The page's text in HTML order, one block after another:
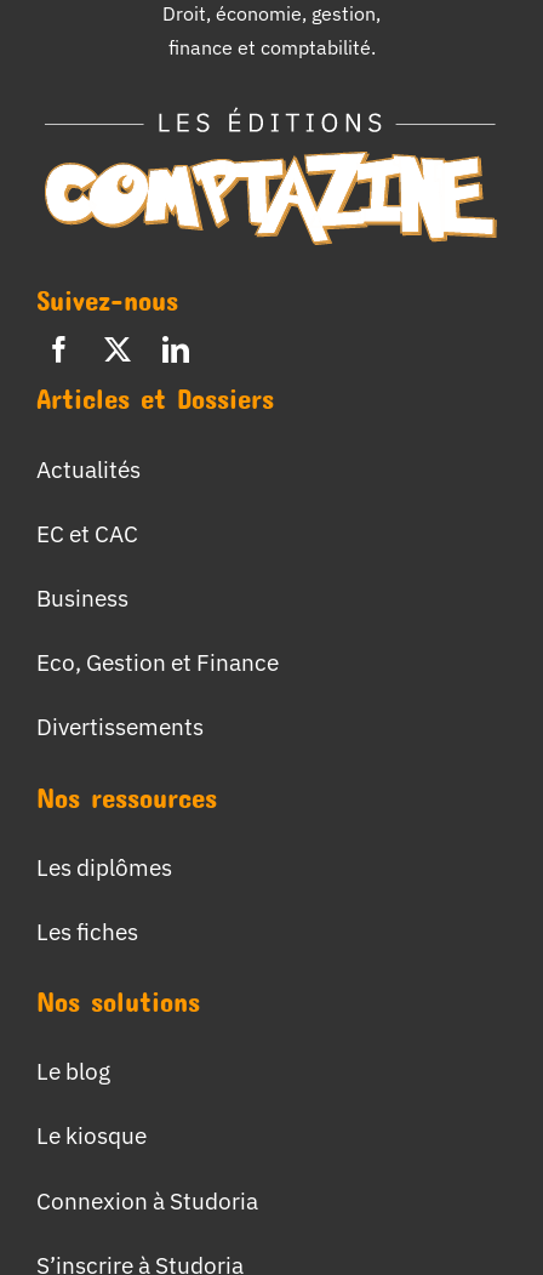
Droit, économie, gestion,
finance et comptabilité.
Suivez-nous
Articles et Dossiers
Actualités
EC et CAC
Business
Eco, Gestion et Finance
Divertissements
Nos ressources
Les diplômes
Les fiches
Nos solutions
Le blog
Le kiosque
Connexion à Studoria
S’inscrire à Studoria